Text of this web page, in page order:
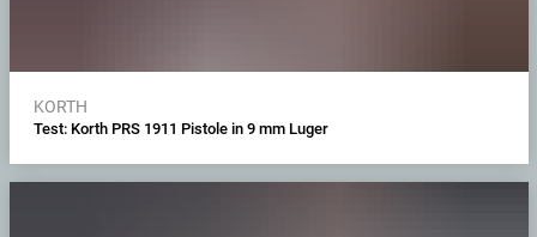
KORTH
Test: Korth PRS 1911 Pistole in 9 mm Luger